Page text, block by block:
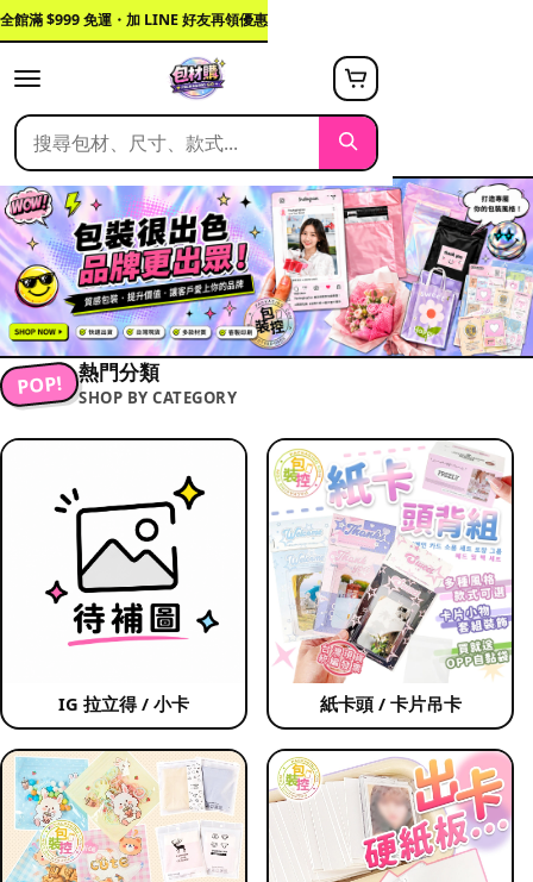
全館滿 $999 免運・加 LINE 好友再領優惠
POP! 熱門分類
SHOP BY CATEGORY
IG 拉立得 / 小卡 紙卡頭 / 卡片吊卡